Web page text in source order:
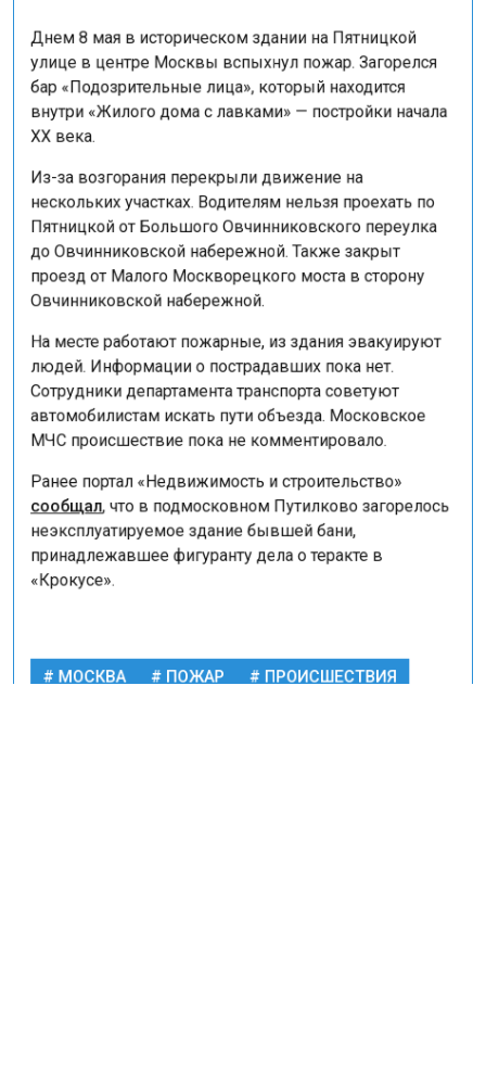
Днем 8 мая в историческом здании на Пятницкой
улице в центре Москвы вспыхнул пожар. Загорелся
бар «Подозрительные лица», который находится
внутри «Жилого дома с лавками» — постройки начала
XX века.
Из-за возгорания перекрыли движение на
нескольких участках. Водителям нельзя проехать по
Пятницкой от Большого Овчинниковского переулка
до Овчинниковской набережной. Также закрыт
проезд от Малого Москворецкого моста в сторону
Овчинниковской набережной.
На месте работают пожарные, из здания эвакуируют
людей. Информации о пострадавших пока нет.
Сотрудники департамента транспорта советуют
автомобилистам искать пути объезда. Московское
МЧС происшествие пока не комментировало.
Ранее портал «Недвижимость и строительство»
сообщал, что в подмосковном Путилково загорелось
неэксплуатируемое здание бывшей бани,
принадлежавшее фигуранту дела о теракте в